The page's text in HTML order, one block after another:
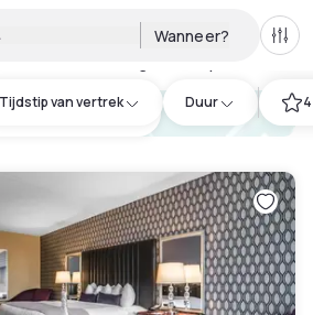
Wanneer?
Tijdstip van vertrek Duur
hotel.cta.view_map